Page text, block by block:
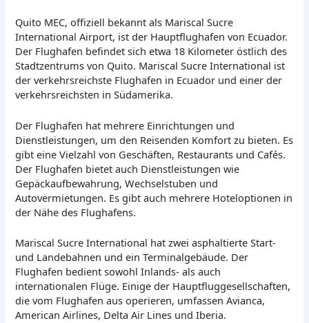
Quito MEC, offiziell bekannt als Mariscal Sucre
International Airport, ist der Hauptflughafen von Ecuador.
Der Flughafen befindet sich etwa 18 Kilometer östlich des
Stadtzentrums von Quito. Mariscal Sucre International ist
der verkehrsreichste Flughafen in Ecuador und einer der
verkehrsreichsten in Südamerika.
Der Flughafen hat mehrere Einrichtungen und
Dienstleistungen, um den Reisenden Komfort zu bieten. Es
gibt eine Vielzahl von Geschäften, Restaurants und Cafés.
Der Flughafen bietet auch Dienstleistungen wie
Gepäckaufbewahrung, Wechselstuben und
Autovermietungen. Es gibt auch mehrere Hoteloptionen in
der Nähe des Flughafens.
Mariscal Sucre International hat zwei asphaltierte Start-
und Landebahnen und ein Terminalgebäude. Der
Flughafen bedient sowohl Inlands- als auch
internationalen Flüge. Einige der Hauptfluggesellschaften,
die vom Flughafen aus operieren, umfassen Avianca,
American Airlines, Delta Air Lines und Iberia.